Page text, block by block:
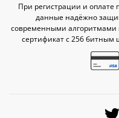
При регистрации и оплате
данные надёжно
современными алгоритмами
сертификат c 256